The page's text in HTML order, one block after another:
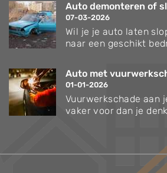
Auto demonteren of
07-03-2026
Wil je je auto laten
naar een geschikt
Auto met
01-01-2026
Vuurwerkschade aan
vaker voor dan je